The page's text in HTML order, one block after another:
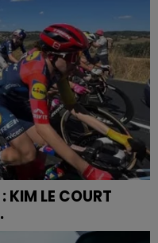
KIM LE COURT